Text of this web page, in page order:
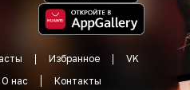
Избранное
VK
О нас
Контакты